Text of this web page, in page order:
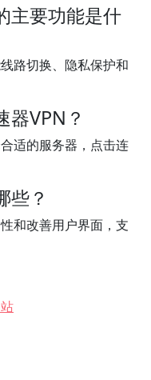
主要功能是什
路切换、隐私保护和
器VPN？
适的服务器，点击连
些？
和改善用户界面，支